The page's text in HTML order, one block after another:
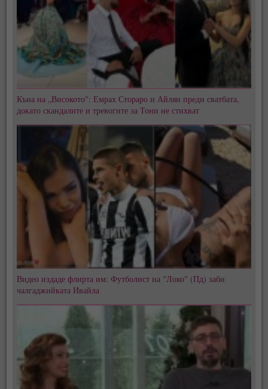
Къна на „Високото": Емрах Стораро и Айлян преди сватбата,
докато скандалите и тревогите за Тони не стихват
Видео издаде флирта им: Футболист на "Локо" (Пд) заби
чалгаджийката Ивайла